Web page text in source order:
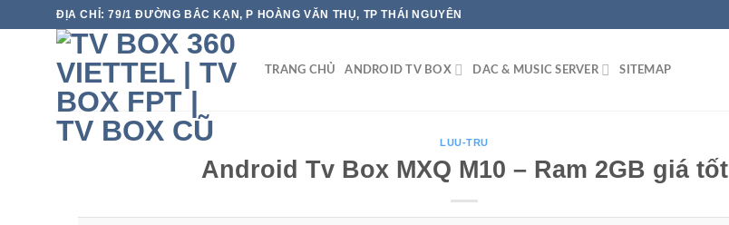
đến
ĐỊA CHỈ: 79/1 ĐƯỜNG BẮC KẠN, P HOÀNG VĂN THỤ, TP THÁI NGUYÊN
TRANG CHỦ ANDROID TV BOX DAC & MUSIC SERVER SITEMAP
LUU-TRU
Android Tv Box MXQ M10 – Ram 2GB giá tốt